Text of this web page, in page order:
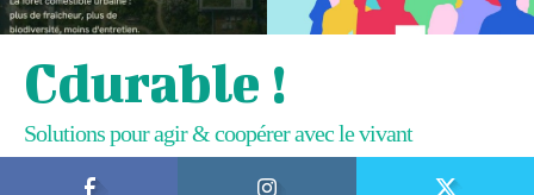
Cdurable !
Solutions pour agir & coopérer avec le vivant